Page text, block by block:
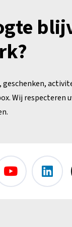
Wij respecteren